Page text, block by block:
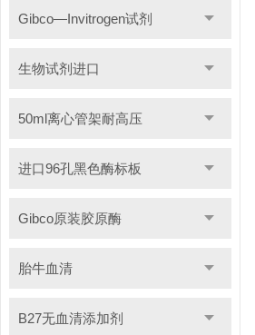
Gibco—Invitrogen试剂
生物试剂进口
50ml离心管架耐高压
进口96孔黑色酶标板
Gibco原装胶原酶
胎牛血清
B27无血清添加剂